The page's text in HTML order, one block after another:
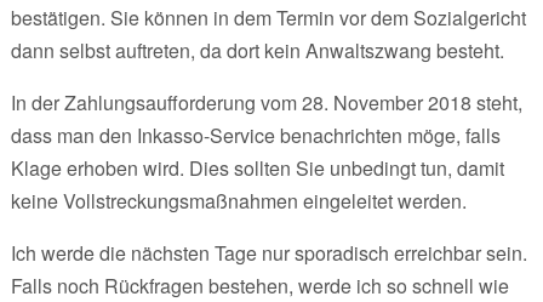
bestätigen. Sie können in dem Termin vor dem Sozialgericht
dann selbst auftreten, da dort kein Anwaltszwang besteht.
In der Zahlungsaufforderung vom 28. November 2018 steht,
dass man den Inkasso-Service benachrichten möge, falls
Klage erhoben wird. Dies sollten Sie unbedingt tun, damit
keine Vollstreckungsmaßnahmen eingeleitet werden.
Ich werde die nächsten Tage nur sporadisch erreichbar sein.
Falls noch Rückfragen bestehen, werde ich so schnell wie